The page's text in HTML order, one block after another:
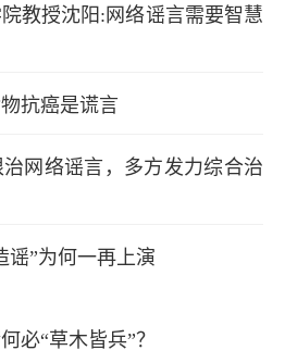
教授沈阳:网络谣言需要智慧
抗癌是谎言
网络谣言，多方发力综合治
谣”为何一再上演
必“草木皆兵”？